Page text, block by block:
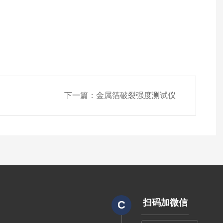
下一篇： 金属箔破裂强度测试仪
C 扫码加微信